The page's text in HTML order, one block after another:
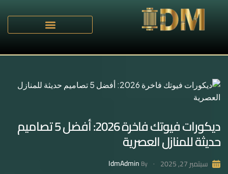
ديكورات فيوتك فاخرة 2026: أفضل 5 تصاميم
حديثة للمنازل العصرية
سبتمبر 27, 2025 By
IdmAdmin